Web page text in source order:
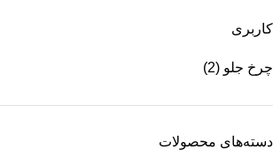
کاربری
چرخ جلو (2)
دسته‌های محصولات